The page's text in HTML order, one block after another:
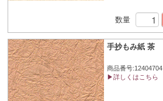
数量
手抄もみ紙 茶
商品番号:12404704
▶詳しくはこちら